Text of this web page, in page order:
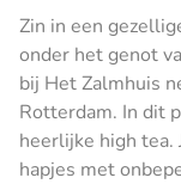
Zin in een
onder het genot
bij Het Zalmhuis
Rotterdam. In dit
heerlijke high tea.
hapjes met